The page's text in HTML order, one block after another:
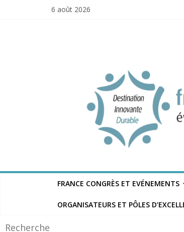
6 août 2026
FRANCE CONGRÈS ET EVÉNEMENTS
ORGANISATEURS ET PÔLES